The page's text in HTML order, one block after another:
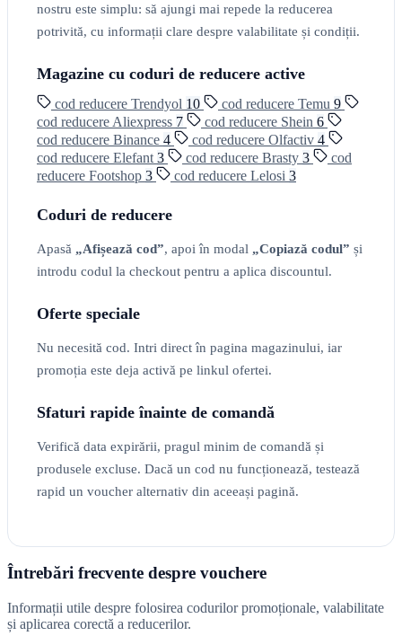
nostru este simplu: să ajungi mai repede la reducerea
potrivită, cu informații clare despre valabilitate și condiții.
Magazine cu coduri de reducere active
cod reducere Trendyol 10 cod reducere Temu 9
cod reducere Aliexpress 7 cod reducere Shein 6
cod reducere Binance 4 cod reducere Olfactiv 4
cod reducere Elefant 3 cod reducere Brasty 3
cod
reducere Footshop 3 cod reducere Lelosi 3
Coduri de reducere
Apasă „Afișează cod”, apoi în modal „Copiază codul” și
introdu codul la checkout pentru a aplica discountul.
Oferte speciale
Nu necesită cod. Intri direct în pagina magazinului, iar
promoția este deja activă pe linkul ofertei.
Sfaturi rapide înainte de comandă
Verifică data expirării, pragul minim de comandă și
produsele excluse. Dacă un cod nu funcționează, testează
rapid un voucher alternativ din aceeași pagină.
Întrebări frecvente despre vouchere
Informații utile despre folosirea codurilor promoționale, valabilitate
și aplicarea corectă a reducerilor.